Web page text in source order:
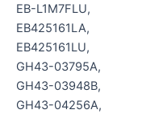
EB-L1M7FLU,
EB425161LA,
EB425161LU,
GH43-03795A,
GH43-03948B,
GH43-04256A,